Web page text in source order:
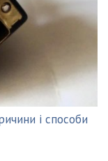
і способи